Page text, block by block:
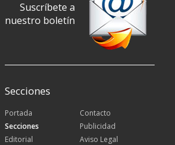
Suscríbete a
nuestro boletín
Secciones
Portada
Secciones
Editorial
Contacto
Publicidad
Aviso Legal